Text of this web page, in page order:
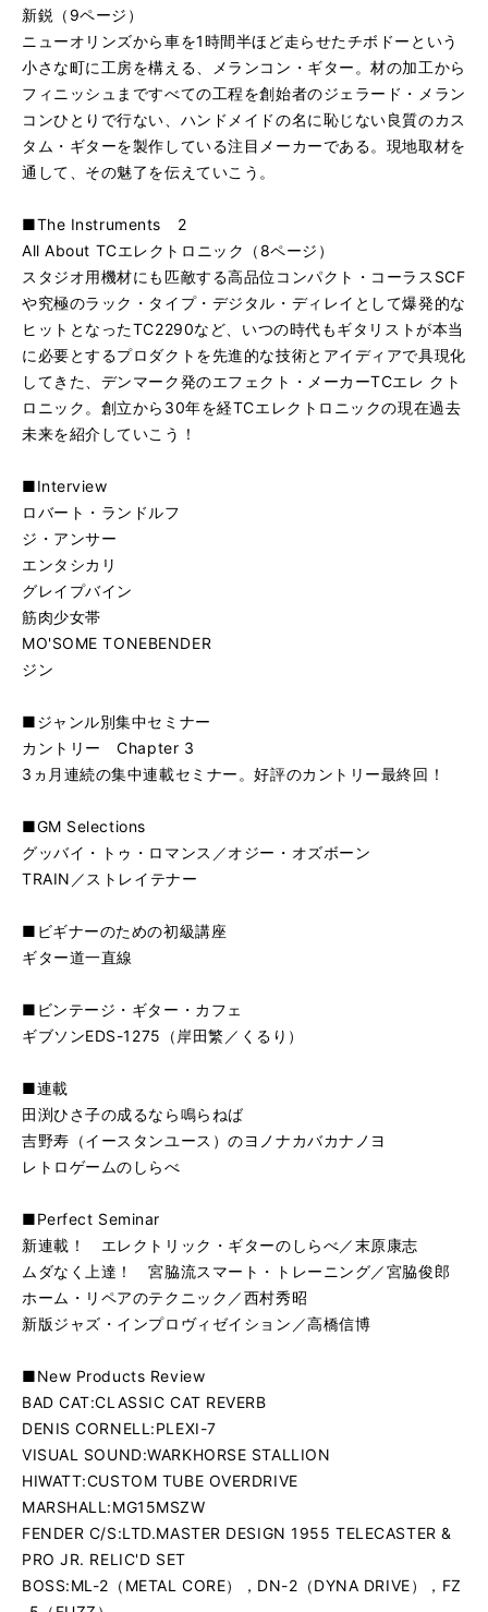
新鋭（9ページ）
ニューオリンズから車を1時間半ほど走らせたチボドーという
小さな町に工房を構える、メランコン・ギター。材の加工から
フィニッシュまですべての工程を創始者のジェラード・メラン
コンひとりで行ない、ハンドメイドの名に恥じない良質のカス
タム・ギターを製作している注目メーカーである。現地取材を
通して、その魅了を伝えていこう。
■The Instruments 2
All About TCエレクトロニック（8ページ）
スタジオ用機材にも匹敵する高品位コンパクト・コーラスSCF
や究極のラック・タイプ・デジタル・ディレイとして爆発的な
ヒットとなったTC2290など、いつの時代もギタリストが本当
に必要とするプロダクトを先進的な技術とアイディアで具現化
してきた、デンマーク発のエフェクト・メーカーTCエレ クト
ロニック。創立から30年を経TCエレクトロニックの現在過去
未来を紹介していこう！
■Interview
ロバート・ランドルフ
ジ・アンサー
エンタシカリ
グレイプバイン
筋肉少女帯
MO'SOME TONEBENDER
ジン
■ジャンル別集中セミナー
カントリー Chapter 3
3ヵ月連続の集中連載セミナー。好評のカントリー最終回！
■GM Selections
グッバイ・トゥ・ロマンス／オジー・オズボーン
TRAIN／ストレイテナー
■ビギナーのための初級講座
ギター道一直線
■ビンテージ・ギター・カフェ
ギブソンEDS-1275（岸田繁／くるり）
■連載
田渕ひさ子の成るなら鳴らねば
吉野寿（イースタンユース）のヨノナカバカナノヨ
レトロゲームのしらべ
■Perfect Seminar
新連載！ エレクトリック・ギターのしらべ／末原康志
ムダなく上達！ 宮脇流スマート・トレーニング／宮脇俊郎
ホーム・リペアのテクニック／西村秀昭
新版ジャズ・インプロヴィゼイション／高橋信博
■New Products Review
BAD CAT:CLASSIC CAT REVERB
DENIS CORNELL:PLEXI-7
VISUAL SOUND:WARKHORSE STALLION
HIWATT:CUSTOM TUBE OVERDRIVE
MARSHALL:MG15MSZW
FENDER C/S:LTD.MASTER DESIGN 1955 TELECASTER &
PRO JR. RELIC'D SET
BOSS:ML-2（METAL CORE），DN-2（DYNA DRIVE），FZ